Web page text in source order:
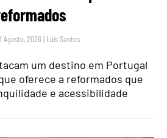
Agosto, 2026 | Luís Santos
um destino em Portugal
oferece a reformados que
e acessibilidade